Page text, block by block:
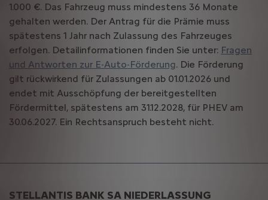
1.000 €. Das Fahrzeug muss mindestens 36 Monate
gehalten werden. Der Antrag für die Prämie muss
spätestens 1 Jahr nach Zulassung des Fahrzeuges
erfolgen. Detailinformationen finden Sie unter: Fragen
und Antworten zur E-Auto-Förderung. Die Förderung
gilt rückwirkend für Zulassungen ab 01.01.2026 und
endet mit Ausschöpfung der bereitgestellten
Fördermittel, spätestens am 31.12.2028, für PHEV am
30.06.2027. Ein Rechtsanspruch besteht nicht.
STELLANTIS BANK SA NIEDERLASSUNG